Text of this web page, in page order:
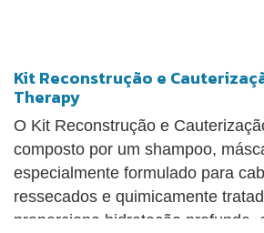
Kit Reconstrução e
Therapy
O Kit Reconstrução e
composto por um shampoo,
especialmente formulado para
ressecados e quimicamente
proporciona hidratação profunda,